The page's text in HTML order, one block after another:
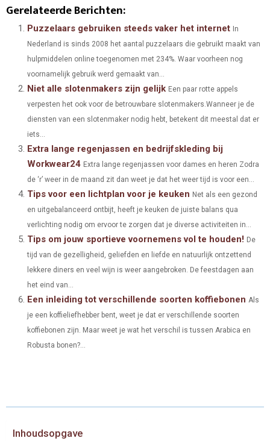
R
O
T
W
T
R
)
R
O
C
E
O
A
R
O
N
T
R
T
A
R
O
N
K
D
R
I
Gerelateerde Berichten:
Puzzelaars gebruiken steeds vaker het internet In
Nederland is sinds 2008 het aantal puzzelaars die gebruikt maakt van
hulpmiddelen online toegenomen met 234%. Waar voorheen nog
voornamelijk gebruik werd gemaakt van...
Niet alle slotenmakers zijn gelijk Een paar rotte appels
verpesten het ook voor de betrouwbare slotenmakers.Wanneer je de
diensten van een slotenmaker nodig hebt, betekent dit meestal dat er
iets...
Extra lange regenjassen en bedrijfskleding bij
Workwear24 Extra lange regenjassen voor dames en heren Zodra
de ‘r’ weer in de maand zit dan weet je dat het weer tijd is voor een...
Tips voor een lichtplan voor je keuken Net als een gezond
en uitgebalanceerd ontbijt, heeft je keuken de juiste balans qua
verlichting nodig om ervoor te zorgen dat je diverse activiteiten in...
Tips om jouw sportieve voornemens vol te houden! De
tijd van de gezelligheid, geliefden en liefde en natuurlijk ontzettend
lekkere diners en veel wijn is weer aangebroken. De feestdagen aan
het eind van...
Een inleiding tot verschillende soorten koffiebonen Als
je een koffieliefhebber bent, weet je dat er verschillende soorten
koffiebonen zijn. Maar weet je wat het verschil is tussen Arabica en
Robusta bonen?...
Inhoudsopgave